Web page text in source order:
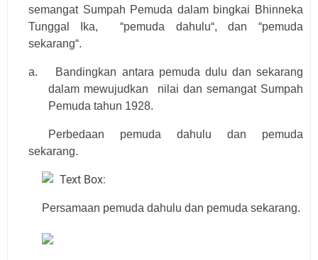
semangat Sumpah Pemuda dalam bingkai Bhinneka
Tunggal Ika,
“pemuda dahulu“, dan “pemuda
sekarang“.
a.
Bandingkan antara pemuda dulu dan sekarang
dalam mewujudkan
nilai dan semangat Sumpah
Pemuda tahun 1928.
Perbedaan pemuda dahulu dan pemuda
sekarang.
Persamaan pemuda dahulu dan pemuda sekarang.